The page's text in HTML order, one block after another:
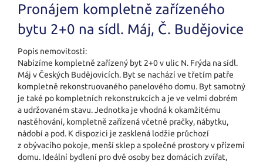
Pronájem kompletně zařízeného
bytu 2+0 na sídl. Máj, Č. Budějovice
Popis nemovitosti:
Nabízíme kompletně zařízený byt 2+0 v ulic N. Frýda na sídl.
Máj v Českých Budějovicích. Byt se nachází ve třetím patře
kompletně rekonstruovaného panelového domu. Byt samotný
je také po kompletních rekonstrukcích a je ve velmi dobrém
a udržovaném stavu. Jednotka je vhodná k okamžitému
nastěhování, kompletně zařízená včetně pračky, nábytku,
nádobí a pod. K dispozici je zasklená lodžie průchozí
z obývacího pokoje, menší sklep a společné prostory v přízemí
domu. Ideální bydlení pro dvě osoby bez domácích zvířat,